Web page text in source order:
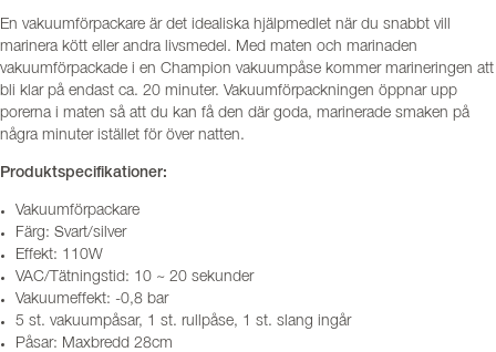
En vakuumförpackare är det idealiska hjälpmedlet när du snabbt vill
marinera kött eller andra livsmedel. Med maten och marinaden
vakuumförpackade i en Champion vakuumpåse kommer marineringen att
bli klar på endast ca. 20 minuter. Vakuumförpackningen öppnar upp
porerna i maten så att du kan få den där goda, marinerade smaken på
några minuter istället för över natten.
Produktspecifikationer:
Vakuumförpackare
Färg: Svart/silver
Effekt: 110W
VAC/Tätningstid: 10 ~ 20 sekunder
Vakuumeffekt: -0,8 bar
5 st. vakuumpåsar, 1 st. rullpåse, 1 st. slang ingår
Påsar: Maxbredd 28cm